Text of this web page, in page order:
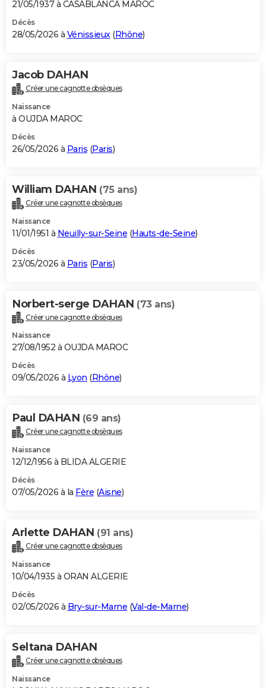
21/05/1937 à CASABLANCA MAROC
Décès
28/05/2026 à Vénissieux(Rhône)
Jacob DAHAN
Créer une cagnotte obsèques
Naissance
à OUJDA MAROC
Décès
26/05/2026 à Paris (Paris)
William DAHAN (75 ans)
Créer une cagnotte obsèques
Naissance
11/01/1951 à Neuilly-sur-Seine (Hauts-de-Seine)
Décès
23/05/2026 à Paris (Paris)
Norbert-serge DAHAN (73 ans)
Créer une cagnotte obsèques
Naissance
27/08/1952 à OUJDA MAROC
Décès
09/05/2026 à Lyon (Rhône)
Paul DAHAN (69 ans)
Créer une cagnotte obsèques
Naissance
12/12/1956 à BLIDA ALGERIE
Décès
07/05/2026 à la Fère (Aisne)
Arlette DAHAN (91 ans)
Créer une cagnotte obsèques
Naissance
10/04/1935 à ORAN ALGERIE
Décès
02/05/2026 à Bry-sur-Marne (Val-de-Marne)
Seltana DAHAN
Créer une cagnotte obsèques
Naissance